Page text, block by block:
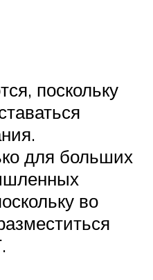
поскольку
для больших
во